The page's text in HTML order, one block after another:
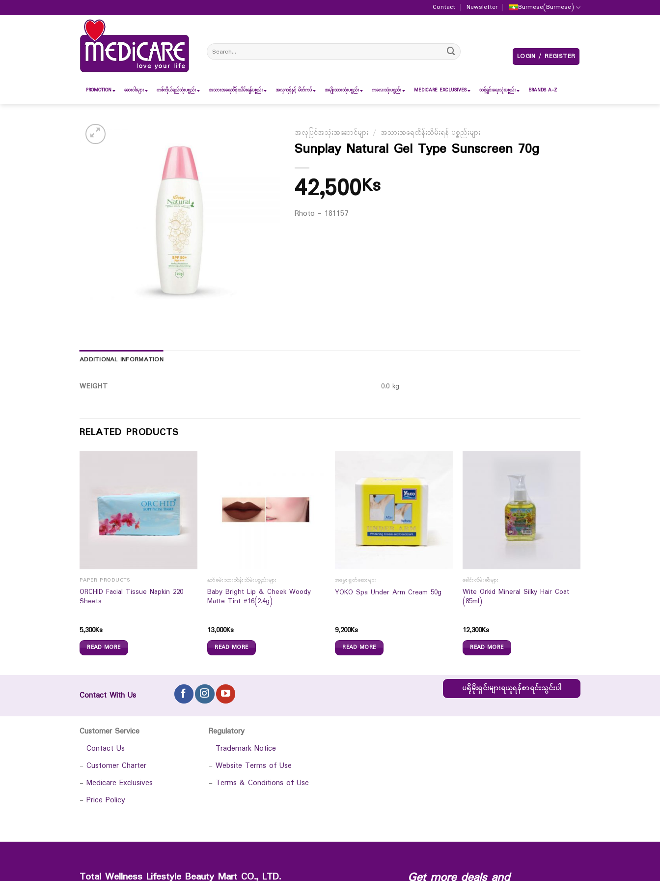
to
Contact Newsletter Burmese(Burmese)
Search
for:
LOGIN / REGISTER
PROMOTION ဆေး၀ါးများ တစ်ကိုယ်ရည်သုံးပစ္စည်း အသားအရေထိန်းသိမ်းရန်ပစ္စည်း အလှကုန်နှင့် မိတ်ကပ် အမျိုးသားသုံးပစ္စည်း ကလေးသုံးပစ္စည်း MEDICARE EXCLUSIVES သန့်ရှင်းရေးသုံးပစ္စည်း BRANDS A-Z
အလှပြင်အသုံးအဆောင်များ / အသားအရေထိန်းသိမ်းရန် ပစ္စည်းများ
Sunplay Natural Gel Type Sunscreen 70g
42,500Ks
Rhoto – 181157
ADDITIONAL INFORMATION
WEIGHT 0.0 kg
RELATED PRODUCTS
PAPER PRODUCTS
ORCHID Facial Tissue Napkin 220
Sheets
5,300Ks
READ MORE
နှုတ်ခမ်းသားထိန်းသိမ်းပစ္စည်းများ
Baby Bright Lip & Cheek Woody
Matte Tint #16(2.4g)
13,000Ks
READ MORE
အမွှေးချွတ်ဆေးများ
YOKO Spa Under Arm Cream 50g
9,200Ks
READ MORE
ခေါင်းလိမ်းဆီများ
Wite Orkid Mineral Silky Hair Coat
(85ml)
12,300Ks
READ MORE
Contact With Us
ပရိုမိုးရှင်းများရယူရန်စာရင်းသွင်းပါ
Customer Service
- Contact Us
- Customer Charter
- Medicare Exclusives
- Price Policy
Regulatory
- Trademark Notice
- Website Terms of Use
- Terms & Conditions of Use
Total Wellness Lifestyle Beauty Mart CO., LTD.